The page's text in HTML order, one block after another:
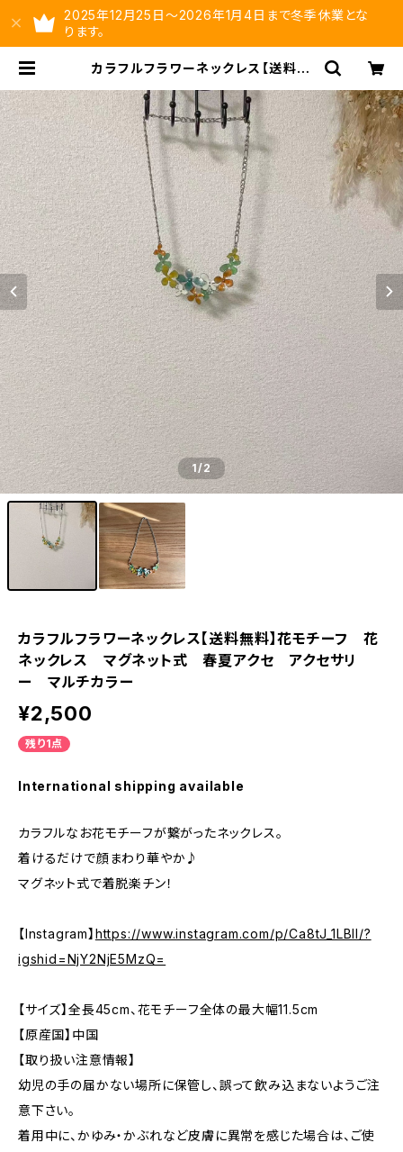
2025年12月25日～2026年1月4日まで冬季休業とな
ります。
カラフルフラワーネックレス【送料無
ネット式 春夏アクセ アクセサリ
ー マルチカラー | ysltd
1/2
カラフルフラワーネックレス【送料無料】花モチーフ 花
ネックレス マグネット式 春夏アクセ アクセサリ
ー マルチカラー
¥2,500
残り1点
International shipping available
カラフルなお花モチーフが繋がったネックレス。
着けるだけで顔まわり華やか♪
マグネット式で着脱楽チン！
【Instagram】 https://www.instagram.com/p/Ca8tJ_1LBII/?
igshid=NjY2NjE5MzQ=
【サイズ】全長45cm、花モチーフ全体の最大幅11.5cm
【原産国】中国
【取り扱い注意情報】
幼児の手の届かない場所に保管し、誤って飲み込まないようご注
意下さい。
着用中に、かゆみ・かぶれなど皮膚に異常を感じた場合は、ご使